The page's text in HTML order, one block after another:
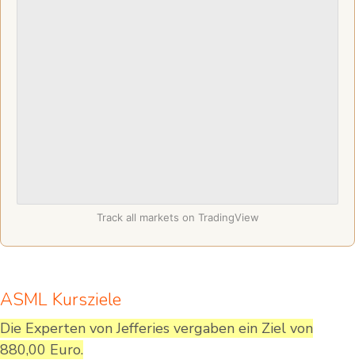
Track all markets on TradingView
ASML Kursziele
Die Experten von Jefferies vergaben ein Ziel von
880,00 Euro.